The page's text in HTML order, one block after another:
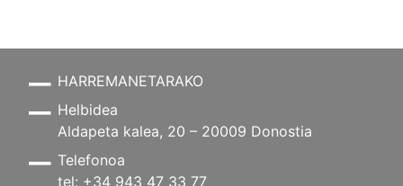
HARREMANETARAKO
Helbidea
Aldapeta kalea, 20 – 20009 Donostia
Telefonoa
tel: +34 943 47 33 77